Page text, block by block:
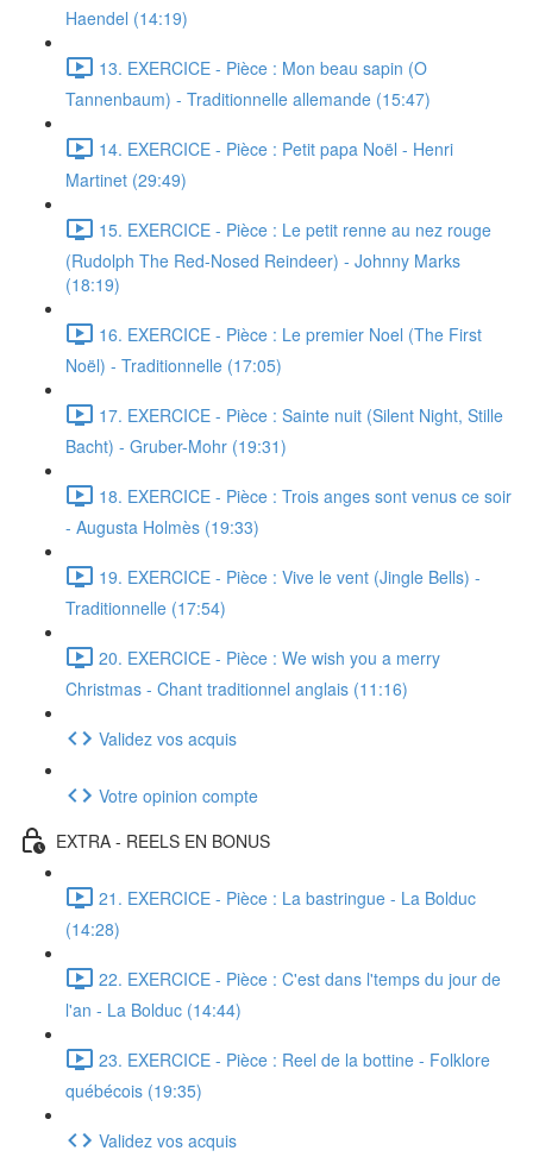
Haendel (14:19)
13. EXERCICE - Pièce : Mon beau sapin (O
Tannenbaum) - Traditionnelle allemande (15:47)
14. EXERCICE - Pièce : Petit papa Noël - Henri
Martinet (29:49)
15. EXERCICE - Pièce : Le petit renne au nez rouge
(Rudolph The Red-Nosed Reindeer) - Johnny Marks
(18:19)
16. EXERCICE - Pièce : Le premier Noel (The First
Noël) - Traditionnelle (17:05)
17. EXERCICE - Pièce : Sainte nuit (Silent Night, Stille
Bacht) - Gruber-Mohr (19:31)
18. EXERCICE - Pièce : Trois anges sont venus ce soir
- Augusta Holmès (19:33)
19. EXERCICE - Pièce : Vive le vent (Jingle Bells) -
Traditionnelle (17:54)
20. EXERCICE - Pièce : We wish you a merry
Christmas - Chant traditionnel anglais (11:16)
Validez vos acquis
Votre opinion compte
EXTRA - REELS EN BONUS
21. EXERCICE - Pièce : La bastringue - La Bolduc
(14:28)
22. EXERCICE - Pièce : C'est dans l'temps du jour de
l'an - La Bolduc (14:44)
23. EXERCICE - Pièce : Reel de la bottine - Folklore
québécois (19:35)
Validez vos acquis